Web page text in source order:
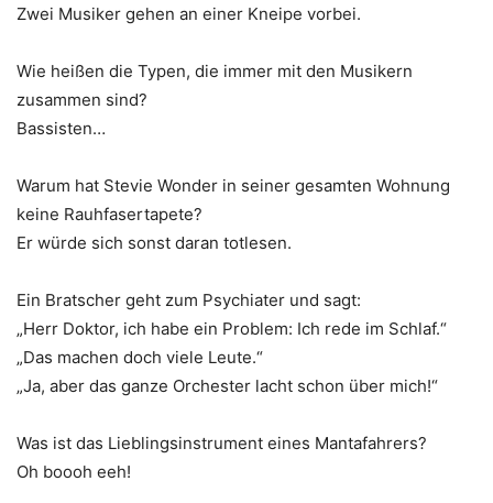
Zwei Musiker gehen an einer Kneipe vorbei.
Wie heißen die Typen, die immer mit den Musikern
zusammen sind?
Bassisten…
Warum hat Stevie Wonder in seiner gesamten Wohnung
keine Rauhfasertapete?
Er würde sich sonst daran totlesen.
Ein Bratscher geht zum Psychiater und sagt:
„Herr Doktor, ich habe ein Problem: Ich rede im Schlaf.“
„Das machen doch viele Leute.“
„Ja, aber das ganze Orchester lacht schon über mich!“
Was ist das Lieblingsinstrument eines Mantafahrers?
Oh boooh eeh!